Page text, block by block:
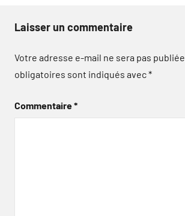
Laisser un commentaire
Votre adresse e-mail ne sera pas publiée.
obligatoires sont indiqués avec*
Commentaire*